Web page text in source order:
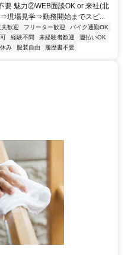
要 魅力②WEB面談OK or 来社(北
現場見学⇒勤務開始までスピ...
歓迎 フリーター歓迎
バイク通勤OK
経験不問 未経験者歓迎
週払いOK
み 服装自由 履歴書不要